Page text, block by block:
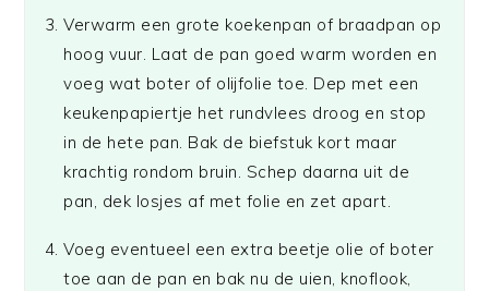
Verwarm een grote koekenpan of braadpan op
hoog vuur. Laat de pan goed warm worden en
voeg wat boter of olijfolie toe. Dep met een
keukenpapiertje het rundvlees droog en stop
in de hete pan. Bak de biefstuk kort maar
krachtig rondom bruin. Schep daarna uit de
pan, dek losjes af met folie en zet apart.
Voeg eventueel een extra beetje olie of boter
toe aan de pan en bak nu de uien, knoflook,